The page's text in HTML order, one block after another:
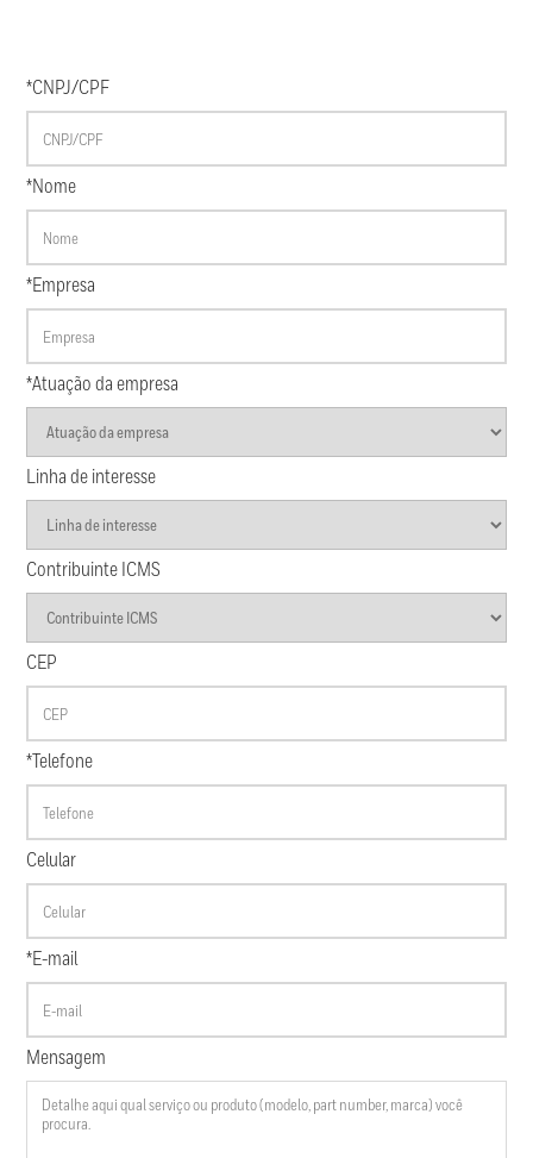
*CNPJ/CPF
*Nome
*Empresa
*Atuação da empresa
Linha de interesse
Contribuinte ICMS
CEP
*Telefone
Celular
*E-mail
Mensagem